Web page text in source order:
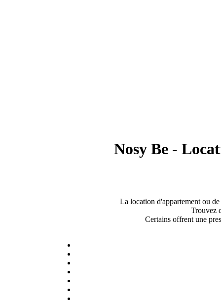
Nosy Be -
La location d'appartement ou
Trouvez
Certains offrent une